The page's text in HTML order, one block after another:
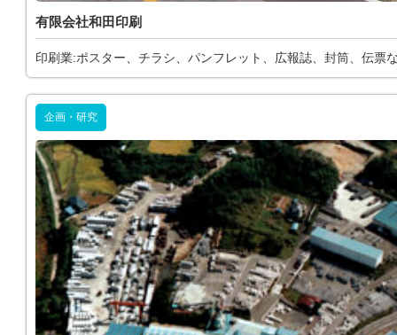
有限会社和田印刷
印刷業:ポスター、チラシ、パンフレット、広報誌、封筒、伝票
企画・研究